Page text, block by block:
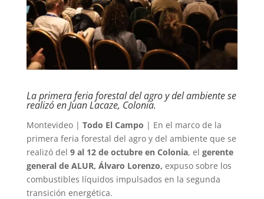
La primera feria forestal del agro y del ambiente se
realizó en Juan Lacaze, Colonia.
Montevideo | Todo El Campo | En el marco de la
primera feria forestal del agro y del ambiente que se
realizó del 9 al 12 de octubre en Colonia, el gerente
general de ALUR, Álvaro Lorenzo, expuso sobre los
combustibles líquidos impulsados en la segunda
transición energética.